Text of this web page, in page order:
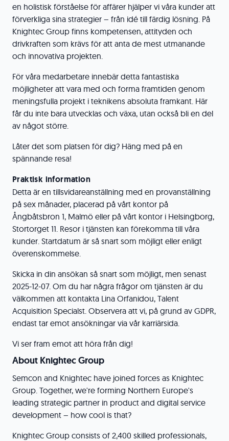
en holistisk förståelse för affärer hjälper vi våra kunder att
förverkliga sina strategier – från idé till färdig lösning. På
Knightec Group finns kompetensen, attityden och
drivkraften som krävs för att anta de mest utmanande
och innovativa projekten.
För våra medarbetare innebär detta fantastiska
möjligheter att vara med och forma framtiden genom
meningsfulla projekt i teknikens absoluta framkant. Här
får du inte bara utvecklas och växa, utan också bli en del
av något större.
Låter det som platsen för dig? Häng med på en
spännande resa!
Praktisk information
Detta är en tillsvidareanställning med en provanställning
på sex månader, placerad på vårt kontor på
Ångbåtsbron 1, Malmö eller på vårt kontor i Helsingborg,
Stortorget 11. Resor i tjänsten kan förekomma till våra
kunder. Startdatum är så snart som möjligt eller enligt
överenskommelse.
Skicka in din ansökan så snart som möjligt, men senast
2025-12-07. Om du har några frågor om tjänsten är du
välkommen att kontakta Lina Orfanidou, Talent
Acquisition Specialst. Observera att vi, på grund av GDPR,
endast tar emot ansökningar via vår karriärsida.
Vi ser fram emot att höra från dig!
About Knightec Group
Semcon and Knightec have joined forces as Knightec
Group. Together, we're forming Northern Europe's
leading strategic partner in product and digital service
development – how cool is that?
Knightec Group consists of 2,400 skilled professionals,